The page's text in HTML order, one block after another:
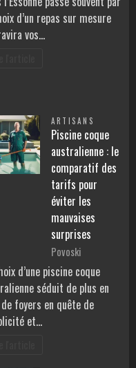
d’un repas sur mesure
vos…
ARTISANS
Piscine coque
australienne : le
comparatif des
tarifs pour
éviter les
mauvaises
surprises
Povoski
d’une piscine coque
séduit de plus en
foyers en quête de
et…